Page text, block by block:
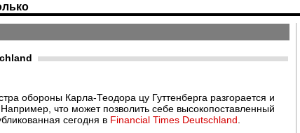
обороны Карла-Теодора цу Гуттенберга разгорается и
что может позволить себе высокопоставленный
сегодня в Financial Times Deutschland